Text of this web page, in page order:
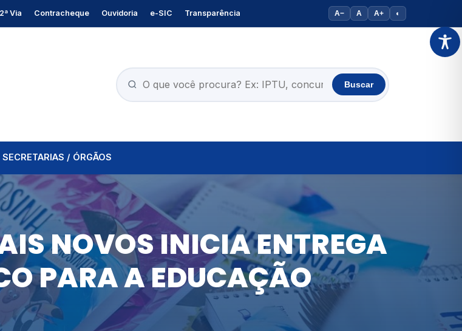
Via Contracheque Ouvidoria e-SIC Transparência A− A A+ ◐
Buscar
SECRETARIAS / ÓRGÃOS
NOVOS INICIA ENTREGA
PARA A EDUCAÇÃO